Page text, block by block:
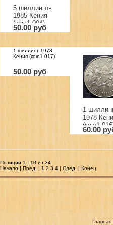
5 шиллингов
1985 Кения
(кою1-004)
50.00 руб
1 шиллинг 1978
Кения (кою1-017)
50.00 руб
1
1978
(кою1-
60.00
Позиции 1 - 10 из 34
Начало | Пред. | 1 2 3 4 | След. | Конец